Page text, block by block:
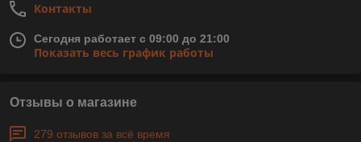
Контакты
Сегодня работает с 09:00 до 21:00
Показать весь график работы
Отзывы о магазине
279 отзывов за всё время